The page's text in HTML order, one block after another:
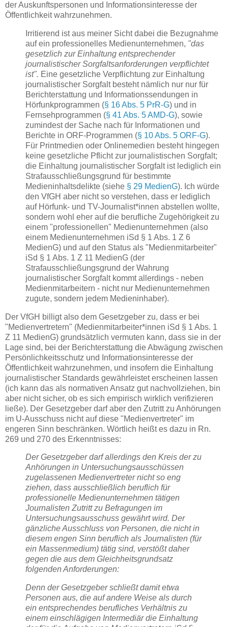
der Auskunftspersonen und Informationsinteresse der
Öffentlichkeit wahrzunehmen.
Irritierend ist aus meiner Sicht dabei die Bezugnahme
auf ein professionelles Medienunternehmen, "das
gesetzlich zur Einhaltung entsprechender
journalistischer Sorgfaltsanforderungen verpflichtet
ist". Eine gesetzliche Verpflichtung zur Einhaltung
journalistischer Sorgfalt besteht nämlich nur nur für
Berichterstattung und Informationssendungen in
Hörfunkprogrammen (§ 16 Abs. 5 PrR-G) und in
Fernsehprogrammen (§ 41 Abs. 5 AMD-G), sowie
zumindest der Sache nach für Informationen und
Berichte in ORF-Programmen (§ 10 Abs. 5 ORF-G).
Für Printmedien oder Onlinemedien besteht hingegen
keine gesetzliche Pflicht zur journalistischen Sorgfalt;
die Einhaltung journalistischer Sorgfalt ist lediglich ein
Strafausschließungsgrund für bestimmte
Medieninhaltsdelikte (siehe § 29 MedienG). Ich würde
den VfGH aber nicht so verstehen, dass er lediglich
auf Hörfunk- und TV-Journalist*innen abstellen wollte,
sondern wohl eher auf die berufliche Zugehörigkeit zu
einem "professionellen" Medienunternehmen (also
einem Medienunternehmen iSd § 1 Abs. 1 Z 6
MedienG) und auf den Status als "Medienmitarbeiter"
iSd § 1 Abs. 1 Z 11 MedienG (der
Strafausschließungsgrund der Wahrung
journalistischer Sorgfalt kommt allerdings - neben
Medienmitarbeitern - nicht nur Medienunternehmen
zugute, sondern jedem Medieninhaber).
Der VfGH billigt also dem Gesetzgeber zu, dass er bei
"Medienvertretern" (Medienmitarbeiter*innen iSd § 1 Abs. 1
Z 11 MedienG) grundsätzlich vermuten kann, dass sie in der
Lage sind, bei der Berichterstattung die Abwägung zwischen
Persönlichkeitsschutz und Informationsinteresse der
Öffentlichkeit wahrzunehmen, und insofern die Einhaltung
journalistischer Standards gewährleistet erscheinen lassen
(ich kann das als normativen Ansatz gut nachvollziehen, bin
aber nicht sicher, ob es sich empirisch wirklich verifizieren
ließe). Der Gesetzgeber darf aber den Zutritt zu Anhörungen
im U-Ausschuss nicht auf diese "Medienvertreter" im
engeren Sinn beschränken. Wörtlich heißt es dazu in Rn.
269 und 270 des Erkenntnisses:
Der Gesetzgeber darf allerdings den Kreis der zu
Anhörungen in Untersuchungsausschüssen
zugelassenen Medienvertreter nicht so eng
ziehen, dass ausschließlich beruflich für
professionelle Medienunternehmen tätigen
Journalisten Zutritt zu Befragungen im
Untersuchungsausschuss gewährt wird. Der
gänzliche Ausschluss von Personen, die nicht in
diesem engen Sinn beruflich als Journalisten (für
ein Massenmedium) tätig sind, verstößt daher
gegen die aus dem Gleichheitsgrundsatz
folgenden Anforderungen:
Denn der Gesetzgeber schließt damit etwa
Personen aus, die auf andere Weise als durch
ein entsprechendes berufliches Verhältnis zu
einem einschlägigen Intermediär die Einhaltung